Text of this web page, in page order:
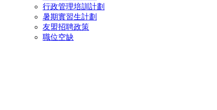
行政管理培訓計劃
暑期實習生計劃
友盟招聘政策
職位空缺